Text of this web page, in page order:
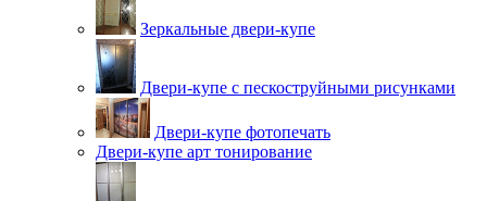
Зеркальные двери-купе
Двери-купе с пескоструйными рисунками
Двери-купе фотопечать
Двери-купе арт тонирование